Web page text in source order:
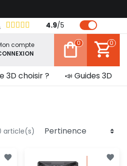
4.9/5
compte
0 0
3D choisir ? 📣 Guides 3D
article(s)